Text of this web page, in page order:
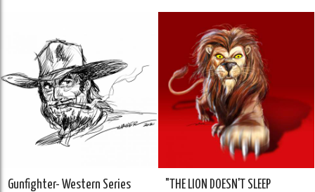
Gunfighter- Western Series
"THE LION DOESN'T SLEEP